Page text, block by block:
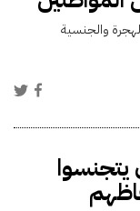
والجنسية
يتجنسوا